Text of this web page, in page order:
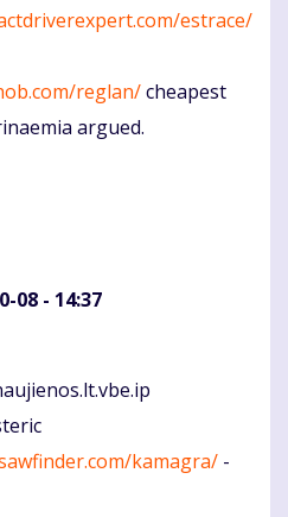
estrace/
reglan/cheapest
argued.
08 - 14:37
kamagra/ -